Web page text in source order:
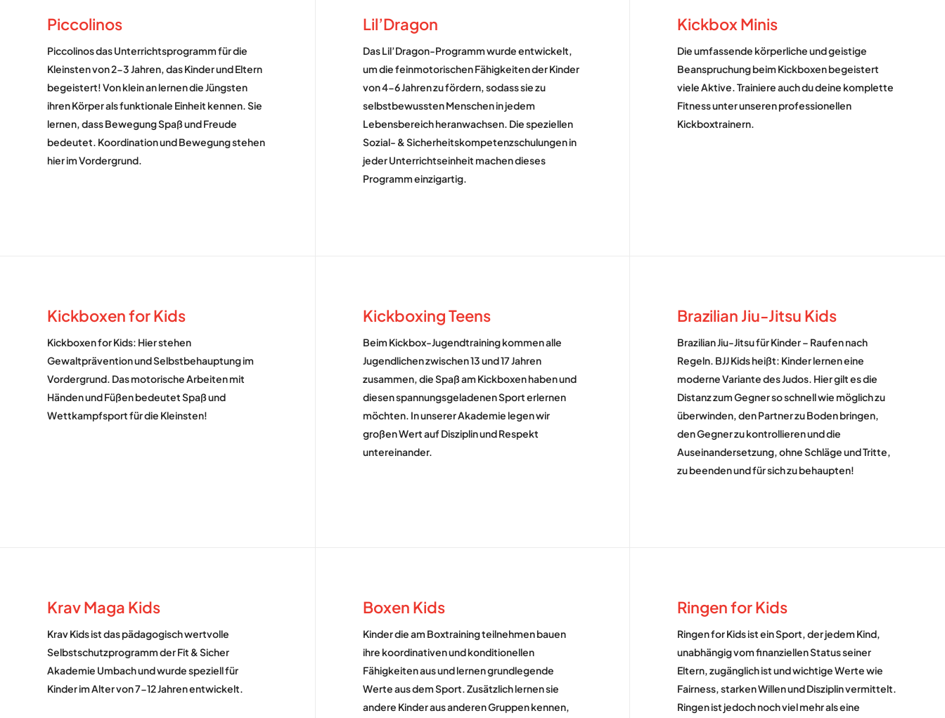
Piccolinos
Piccolinos das Unterrichtsprogramm für die
Kleinsten von 2-3 Jahren, das Kinder und Eltern
begeistert! Von klein an lernen die Jüngsten
ihren Körper als funktionale Einheit kennen. Sie
lernen, dass Bewegung Spaß und Freude
bedeutet. Koordination und Bewegung stehen
hier im Vordergrund.
Lil’Dragon
Das Lil’Dragon-Programm wurde entwickelt,
um die feinmotorischen Fähigkeiten der Kinder
von 4-6 Jahren zu fördern, sodass sie zu
selbstbewussten Menschen in jedem
Lebensbereich heranwachsen. Die speziellen
Sozial- & Sicherheitskompetenzschulungen in
jeder Unterrichtseinheit machen dieses
Programm einzigartig.
Kickbox Minis
Die umfassende körperliche und geistige
Beanspruchung beim Kickboxen begeistert
viele Aktive. Trainiere auch du deine komplette
Fitness unter unseren professionellen
Kickboxtrainern.
Kickboxen for Kids
Kickboxen for Kids: Hier stehen
Gewaltprävention und Selbstbehauptung im
Vordergrund. Das motorische Arbeiten mit
Händen und Füßen bedeutet Spaß und
Wettkampfsport für die Kleinsten!
Kickboxing Teens
Beim Kickbox-Jugendtraining kommen alle
Jugendlichen zwischen 13 und 17 Jahren
zusammen, die Spaß am Kickboxen haben und
diesen spannungsgeladenen Sport erlernen
möchten. In unserer Akademie legen wir
großen Wert auf Disziplin und Respekt
untereinander.
Brazilian Jiu-Jitsu Kids
Brazilian Jiu-Jitsu für Kinder – Raufen nach
Regeln. BJJ Kids heißt: Kinder lernen eine
moderne Variante des Judos. Hier gilt es die
Distanz zum Gegner so schnell wie möglich zu
überwinden, den Partner zu Boden bringen,
den Gegner zu kontrollieren und die
Auseinandersetzung, ohne Schläge und Tritte,
zu beenden und für sich zu behaupten!
Krav Maga Kids
Krav Kids ist das pädagogisch wertvolle
Selbstschutzprogramm der Fit & Sicher
Akademie Umbach und wurde speziell für
Kinder im Alter von 7-12 Jahren entwickelt.
Boxen Kids
Kinder die am Boxtraining teilnehmen bauen
ihre koordinativen und konditionellen
Fähigkeiten aus und lernen grundlegende
Werte aus dem Sport. Zusätzlich lernen sie
andere Kinder aus anderen Gruppen kennen,
Ringen for Kids
Ringen for Kids ist ein Sport, der jedem Kind,
unabhängig vom finanziellen Status seiner
Eltern, zugänglich ist und wichtige Werte wie
Fairness, starken Willen und Disziplin vermittelt.
Ringen ist jedoch noch viel mehr als eine